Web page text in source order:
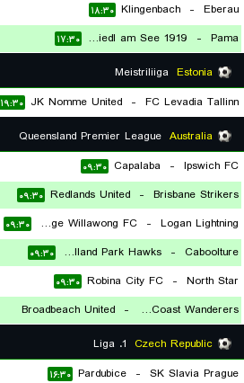
Eberau
-
Klingenbach ۱۸:۳۰
Pama
-
SC Neusiedl am See 1919 ۱۷:۳۰
Estonia
FC Levadia Tallinn
-
JK Nomme United ۱۹:۳۰
Australia
Ipswich FC
-
Capalaba ۰۹:۳۰
Brisbane Strikers
-
Redlands United ۰۹:۳۰
Logan Lightning
-
St. George Willawong FC ۰۹:۳۰
Caboolture
-
Holland Park Hawks ۰۹:۳۰
North Star
-
Robina City FC ۰۹:۳۰
Sunshine Coast Wanderers
-
Broadbeach United
۰۹:۳۰Czech Republic
SK Slavia Prague
-
Pardubice ۱۶:۳۰